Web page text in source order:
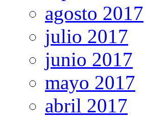
agosto 2017
julio 2017
junio 2017
mayo 2017
abril 2017